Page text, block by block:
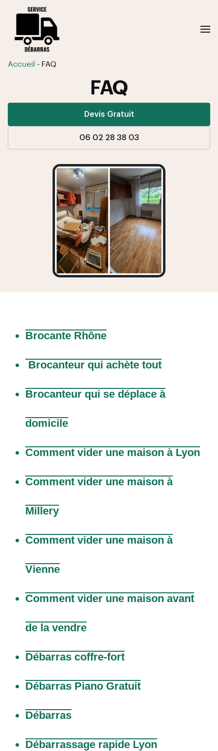
Accueil - FAQ
FAQ
Devis Gratuit
06 02 28 38 03
Brocante Rhône
Brocanteur qui achète tout
Brocanteur qui se déplace à
domicile
Comment vider une maison à Lyon
Comment vider une maison à
Millery
Comment vider une maison à
Vienne
Comment vider une maison avant
de la vendre
Débarras coffre-fort
Débarras Piano Gratuit
Débarras
Débarrassage rapide Lyon